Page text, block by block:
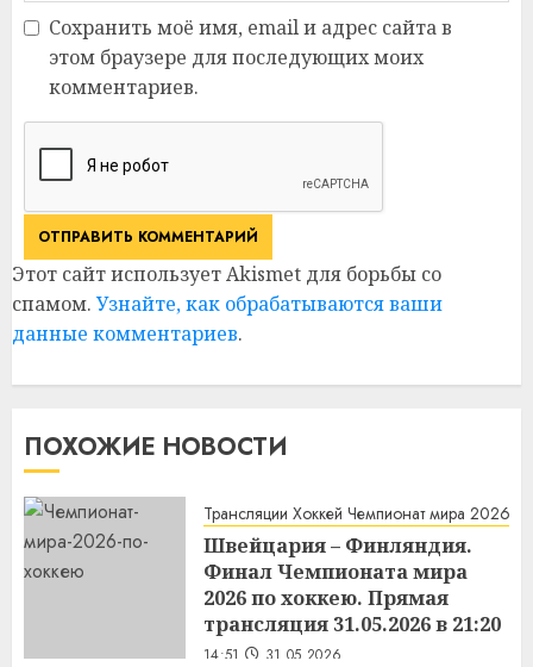
Сохранить моё имя, email и адрес сайта в
этом браузере для последующих моих
комментариев.
Этот сайт использует Akismet для борьбы со
спамом. Узнайте, как обрабатываются ваши
данные комментариев.
ПОХОЖИЕ НОВОСТИ
Трансляции Хоккей Чемпионат мира 2026
Швейцария – Финляндия.
Финал Чемпионата мира
2026 по хоккею. Прямая
трансляция 31.05.2026 в 21:20
14:51 31.05.2026